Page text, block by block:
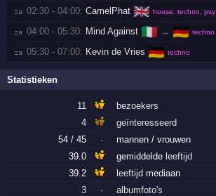
za 02:30 - 04:00: CamelPhat 🇬🇧 house, techno, psy
za 04:00 - 05:30: Mind Against 🇮🇹 → 🇩🇪 techno
za 05:30 - 07:00: Kevin de Vries 🇩🇪 techno
Statistieken
11
bezoekers
4
geïnteresseerd
54 / 45
·
mannen / vrouwen
39.0
gemiddeldeleeftijd
39.2
leeftijd mediaan
3
·
albumfoto's